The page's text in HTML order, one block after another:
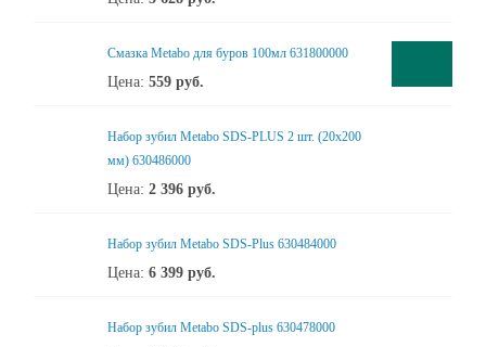
Смазка Metabo для буров 100мл 631800000
Цена: 559 руб.
Набор зубил Metabo SDS-PLUS 2 шт. (20х200
мм) 630486000
Цена: 2 396 руб.
Набор зубил Metabo SDS-Plus 630484000
Цена: 6 399 руб.
Набор зубил Metabo SDS-plus 630478000